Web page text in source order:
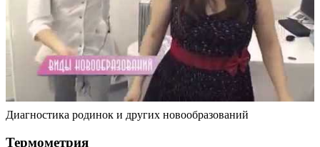
Диагностика родинок и других новообразований
Термометрия